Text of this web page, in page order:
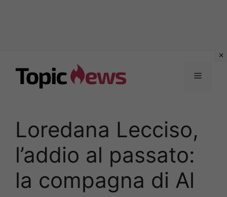
contenuto
Menu
Loredana Lecciso,
l’addio al passato:
la compagna di Al